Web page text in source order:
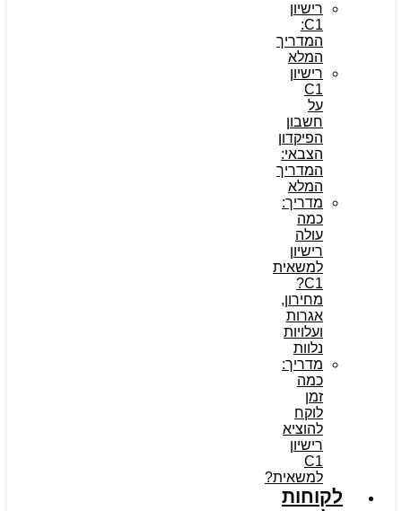
רישיון
C1:
המדריך
המלא
רישיון
C1
על
חשבון
הפיקדון
הצבאי:
המדריך
המלא
מדריך:
כמה
עולה
רישיון
למשאית
C1?
מחירון,
אגרות
ועלויות
נלוות
מדריך:
כמה
זמן
לוקח
להוציא
רישיון
C1
למשאית?
לקוחות